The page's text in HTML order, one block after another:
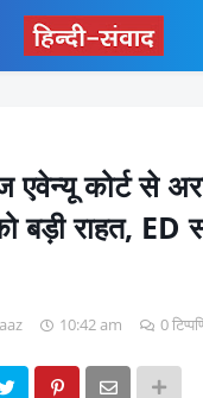
एवेन्यू कोर्ट से
बड़ी राहत, ED
10:42 am 0